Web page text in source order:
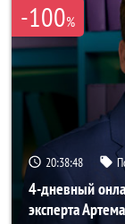
-100%
20:38:47
4-дневный
эксперта